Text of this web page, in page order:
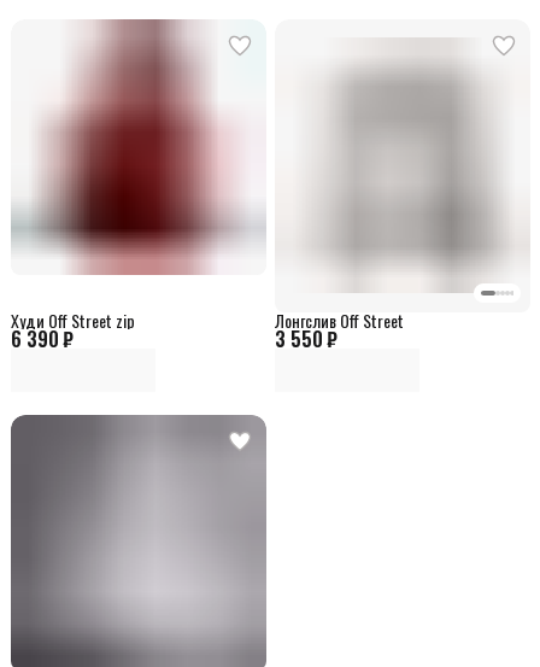
6 390 ₽
Худи Off Street zip
3 550 ₽
Лонгслив Off Street